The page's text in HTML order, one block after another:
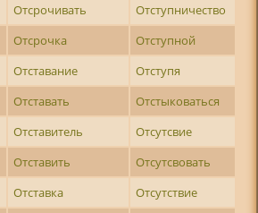
Отсрочивать
Отступничество
Отсрочка
Отступной
Отставание
Отступя
Отставать
Отстыковаться
Отставитель
Отсутсвие
Отставить
Отсутсвовать
Отставка
Отсутствие